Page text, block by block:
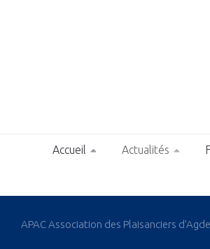
Accueil Actualités
APAC Association des Plaisanciers